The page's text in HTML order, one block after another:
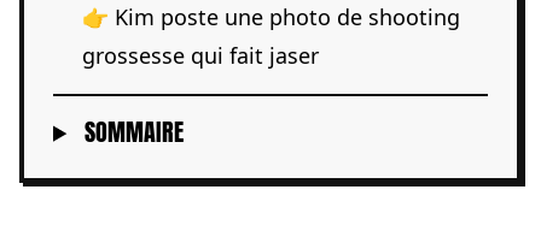
👉 Kim poste une photo de shooting
grossesse qui fait jaser
SOMMAIRE